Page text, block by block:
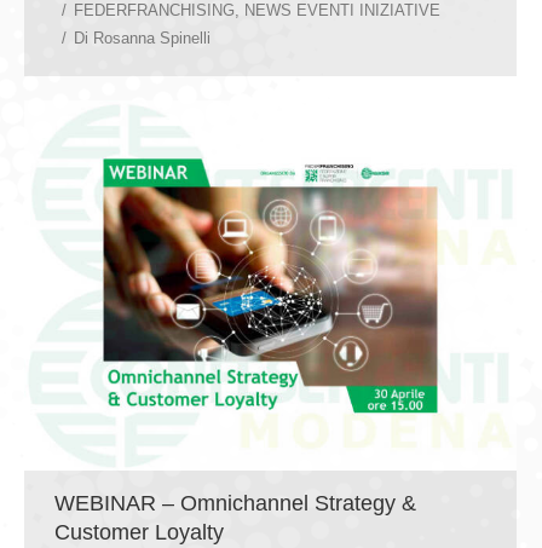
FEDERFRANCHISING, NEWS EVENTI INIZIATIVE
Di Rosanna Spinelli
WEBINAR – Omnichannel Strategy &
Customer Loyalty